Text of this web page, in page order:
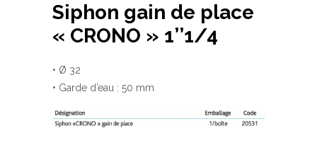
Siphon gain de place
« CRONO » 1’’1/4
• Ø 32
• Garde d’eau : 50 mm